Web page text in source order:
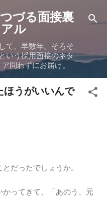
ンテンツに移動
づる面接裏
ル
て、早数年。そろそ
いう採用面接のネタ
問わずにお届け。
ほうがいいんで
だったでしょうか。
ってきて、「あのう、元